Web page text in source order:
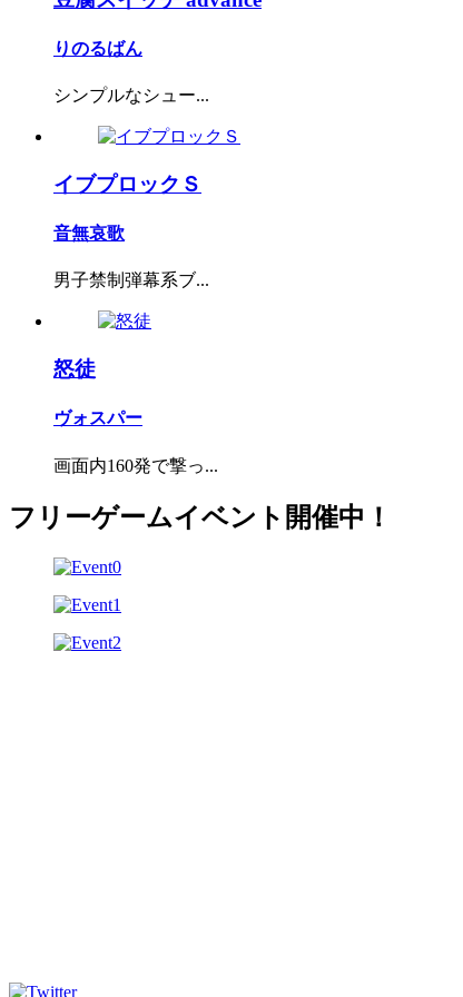
りのるばん
シンプルなシュー...
イブプロックＳ
音無哀歌
男子禁制弾幕系ブ...
怒徒
ヴォスパー
画面内160発で撃っ...
フリーゲームイベント開催中！